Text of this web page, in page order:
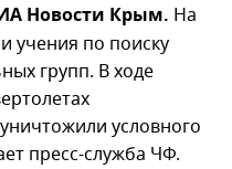
Новости Крым. На
учения по поиску
групп. В ходе
условного
пресс-служба ЧФ.